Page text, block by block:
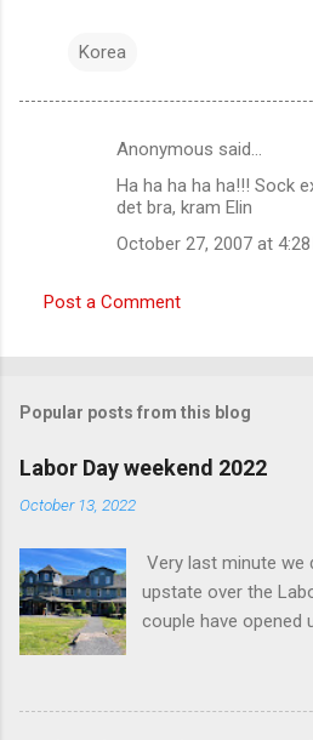
Korea
e
Anonymous said…
Ha ha ha ha ha!!! Sock
det bra, kram Elin
October 27, 2007 at 4:28
Post a Comment
Popular posts from this blog
Labor Day weekend 2022
October 13, 2022
Very last minute we
upstate over the
couple have opened
Beautiful place,
round the first week